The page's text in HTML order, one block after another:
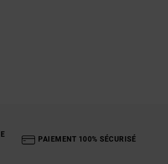
PAIEMENT 100% SÉCURISÉ